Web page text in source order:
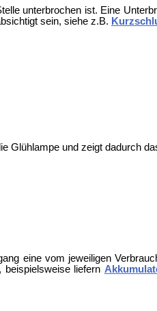
unterbrochen ist. Eine
sein, siehe z.B.
Glühlampe und zeigt dadurch
eine vom jeweiligen
liefern